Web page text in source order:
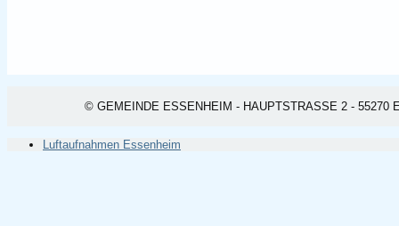
© GEMEINDE ESSENHEIM - HAUPTSTRASSE 2 - 55270
Luftaufnahmen Essenheim